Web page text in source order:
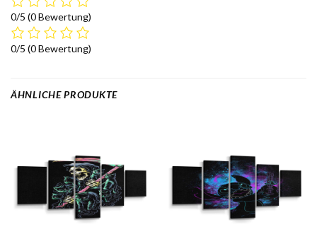
0/5 (0 Bewertung)
0/5 (0 Bewertung)
ÄHNLICHE PRODUKTE